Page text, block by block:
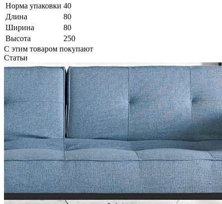
Норма упаковки 40
Длина
80
Ширина
80
Высота
250
С этим товаром покупают
Статьи